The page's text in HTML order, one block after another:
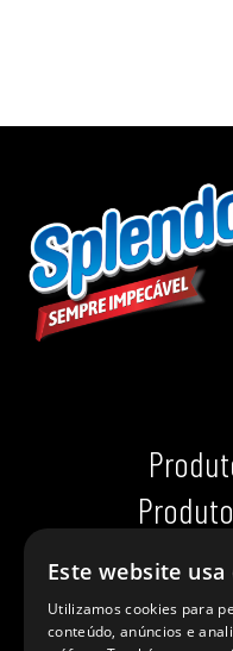
Este website usa
Utilizamos cookies para
conteúdo, anúncios e